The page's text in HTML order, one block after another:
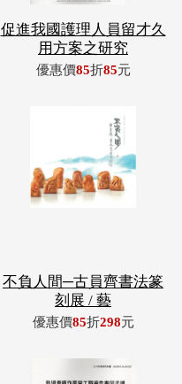
促進我國護理人員留才久
用方案之研究
優惠價85折85元
不負人間─古員齊書法篆
刻展 / 藝
優惠價85折298元